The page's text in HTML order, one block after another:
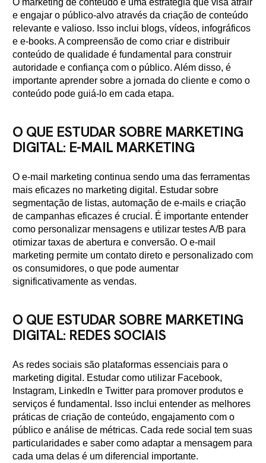
O marketing de conteúdo é uma estratégia que visa atrair
e engajar o público-alvo através da criação de conteúdo
relevante e valioso. Isso inclui blogs, vídeos, infográficos
e e-books. A compreensão de como criar e distribuir
conteúdo de qualidade é fundamental para construir
autoridade e confiança com o público. Além disso, é
importante aprender sobre a jornada do cliente e como o
conteúdo pode guiá-lo em cada etapa.
O QUE ESTUDAR SOBRE MARKETING
DIGITAL: E-MAIL MARKETING
O e-mail marketing continua sendo uma das ferramentas
mais eficazes no marketing digital. Estudar sobre
segmentação de listas, automação de e-mails e criação
de campanhas eficazes é crucial. É importante entender
como personalizar mensagens e utilizar testes A/B para
otimizar taxas de abertura e conversão. O e-mail
marketing permite um contato direto e personalizado com
os consumidores, o que pode aumentar
significativamente as vendas.
O QUE ESTUDAR SOBRE MARKETING
DIGITAL: REDES SOCIAIS
As redes sociais são plataformas essenciais para o
marketing digital. Estudar como utilizar Facebook,
Instagram, LinkedIn e Twitter para promover produtos e
serviços é fundamental. Isso inclui entender as melhores
práticas de criação de conteúdo, engajamento com o
público e análise de métricas. Cada rede social tem suas
particularidades e saber como adaptar a mensagem para
cada uma delas é um diferencial importante.